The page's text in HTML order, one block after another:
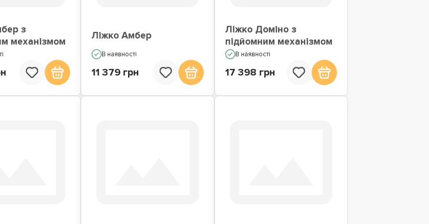
з
механізмом
Ліжко Амбер
В наявності
11 379 грн
Ліжко Доміно з
підйомним механізмом
В наявності
17 398 грн